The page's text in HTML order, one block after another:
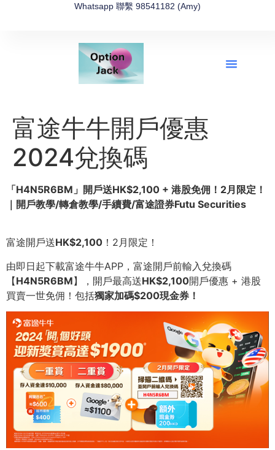
Whatsapp 聯繫 98541182 (Amy)
富途牛牛開戶優惠
2024兌換碼
「H4N5R6BM 」開戶送HK$2,100 + 港股免佣！ 2月限定！
｜開戶教學/轉倉教學/手續費/富途證券Futu Securities
富途開戶送HK$2,100 ！2月限定！
由即日起下載富途牛牛APP，富途開戶前輸入兌換碼
【H4N5R6BM】，開戶最高送HK$2,100開戶優惠 + 港股
買賣一世免佣！包括獨家加碼$200現金券！